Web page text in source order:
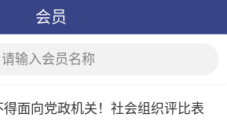
会员
请输入会员名称
面向党政机关！社会组织评比表